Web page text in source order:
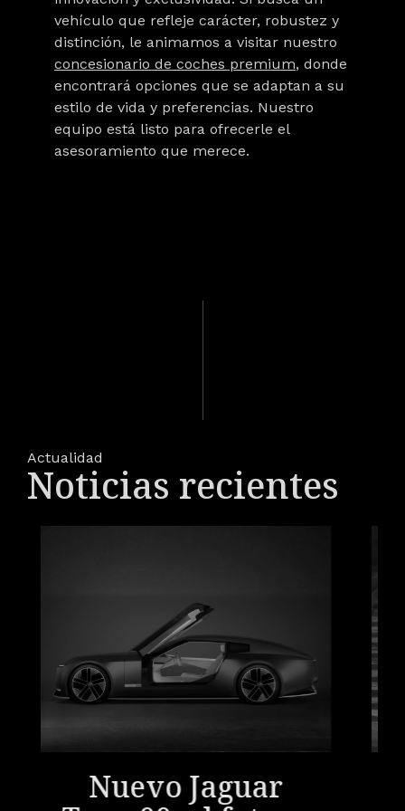
vehículo que refleje carácter, robustez y
distinción, le animamos a visitar nuestro
concesionario de coches premium, donde
encontrará opciones que se adaptan a su
estilo de vida y preferencias. Nuestro
equipo está listo para ofrecerle el
asesoramiento que merece.
Actualidad
Noticias recientes
Nuevo Jaguar